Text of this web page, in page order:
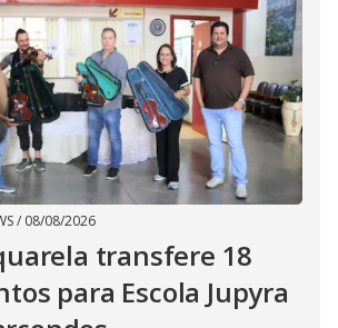
/ 08/08/2026
transfere 18
para Escola Jupyra